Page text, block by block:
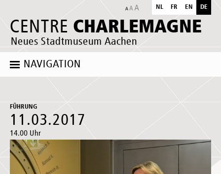
CENTRE CHARLEMAGNE
Neues Stadtmuseum Aachen
NL FR EN DE
NAVIGATION
FÜHRUNG
11.03.2017
14.00 Uhr